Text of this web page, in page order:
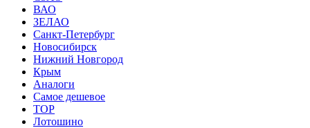
ВАО
ЗЕЛАО
Санкт-Петербург
Новосибирск
Нижний Новгород
Крым
Аналоги
Самое дешевое
TOP
Лотошино